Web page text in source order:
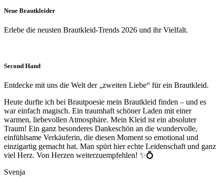
Neue Brautkleider
Erlebe die neusten Brautkleid-Trends 2026 und ihr Vielfalt.
Second Hand
Entdecke mit uns die Welt der „zweiten Liebe“ für ein Brautkleid.
Heute durfte ich bei Brautpoesie mein Brautkleid finden – und es
war einfach magisch. Ein traumhaft schöner Laden mit einer
warmen, liebevollen Atmosphäre. Mein Kleid ist ein absoluter
Traum! Ein ganz besonderes Dankeschön an die wundervolle,
einfühlsame Verkäuferin, die diesen Moment so emotional und
einzigartig gemacht hat. Man spürt hier echte Leidenschaft und ganz
viel Herz. Von Herzen weiterzuempfehlen! ✨💍
Svenja